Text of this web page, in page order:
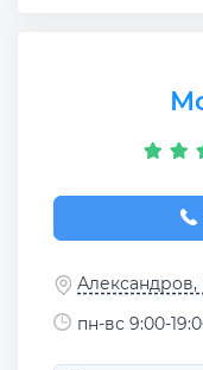
Александров,
пн-вс 9:00-